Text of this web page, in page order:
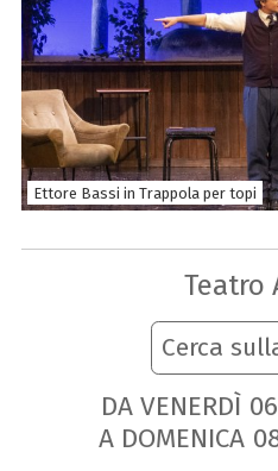
Ettore Bassi in Trappola per topi
Teatro
Cerca
DA VENERDÌ 06
A DOMENICA